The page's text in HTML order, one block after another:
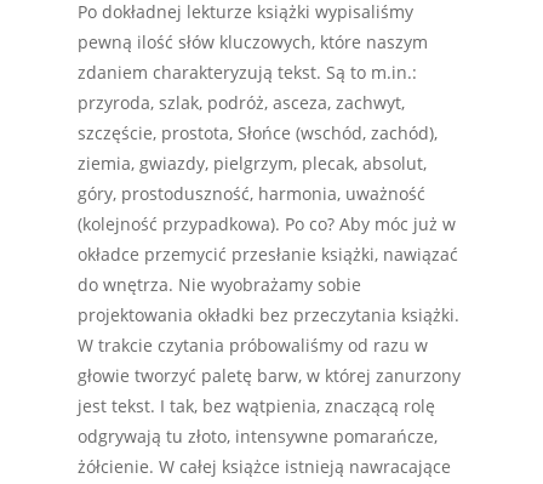
Po dokładnej lekturze książki wypisaliśmy
pewną ilość słów kluczowych, które naszym
zdaniem charakteryzują tekst. Są to m.in.:
przyroda, szlak, podróż, asceza, zachwyt,
szczęście, prostota, Słońce (wschód, zachód),
ziemia, gwiazdy, pielgrzym, plecak, absolut,
góry, prostoduszność, harmonia, uważność
(kolejność przypadkowa). Po co? Aby móc już w
okładce przemycić przesłanie książki, nawiązać
do wnętrza. Nie wyobrażamy sobie
projektowania okładki bez przeczytania książki.
W trakcie czytania próbowaliśmy od razu w
głowie tworzyć paletę barw, w której zanurzony
jest tekst. I tak, bez wątpienia, znaczącą rolę
odgrywają tu złoto, intensywne pomarańcze,
żółcienie. W całej książce istnieją nawracające